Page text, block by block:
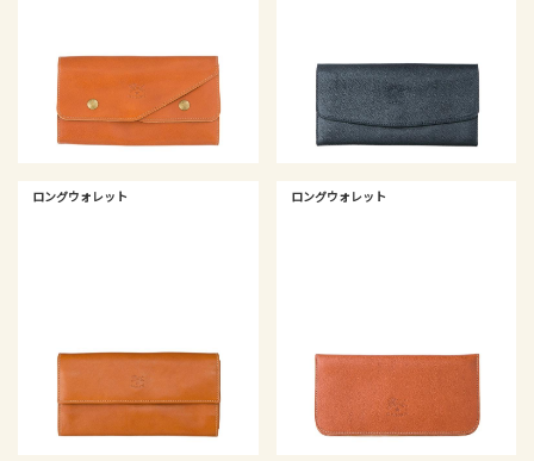
ロングウォレット ロングウォレット